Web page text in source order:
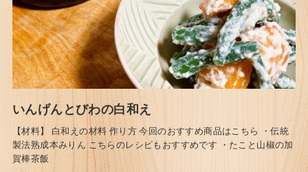
いんげんとびわの白和え
【材料】 白和えの材料 作り方 今回のおすすめ商品はこちら ・伝統
製法熟成本みりん こちらのレシピもおすすめです ・たこと山椒の加
賀棒茶飯